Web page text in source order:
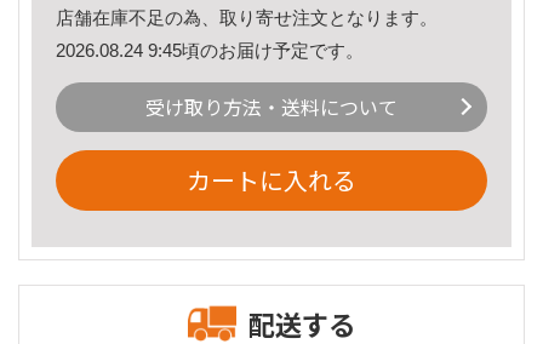
店舗在庫不足の為、取り寄せ注文となります。
2026.08.24 9:45頃のお届け予定です。
受け取り方法・送料について
カートに入れる
配送する